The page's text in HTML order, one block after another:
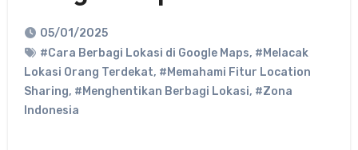
05/01/2025
#Cara Berbagi Lokasi di Google Maps, #Melacak
Lokasi Orang Terdekat, #Memahami Fitur Location
Sharing, #Menghentikan Berbagi Lokasi, #Zona
Indonesia